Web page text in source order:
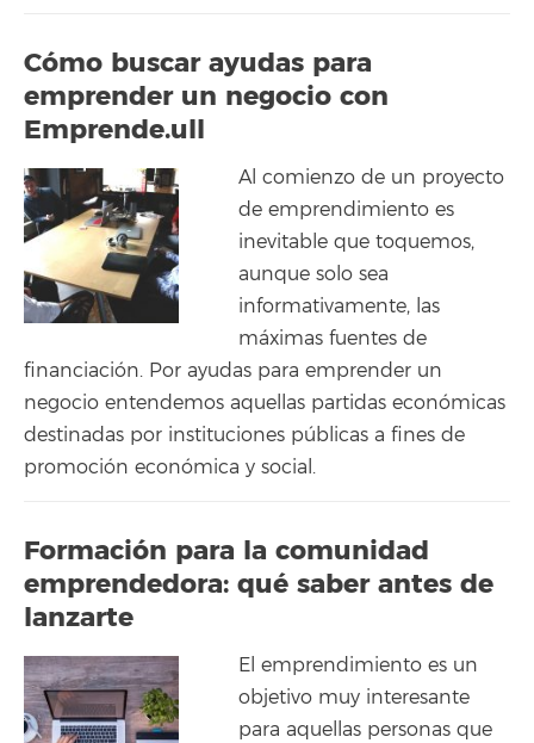
Cómo buscar ayudas para
emprender un negocio con
Emprende.ull
Al comienzo de un proyecto
de emprendimiento es
inevitable que toquemos,
aunque solo sea
informativamente, las
máximas fuentes de
financiación. Por ayudas para emprender un
negocio entendemos aquellas partidas económicas
destinadas por instituciones públicas a fines de
promoción económica y social.
Formación para la comunidad
emprendedora: qué saber antes de
lanzarte
El emprendimiento es un
objetivo muy interesante
para aquellas personas que